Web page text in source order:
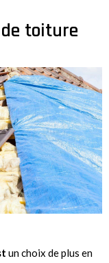
toiture
un choix de plus en